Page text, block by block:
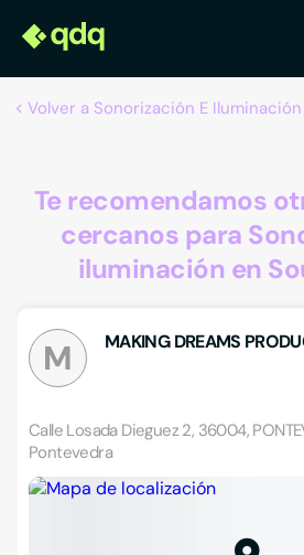
Volver a Sonorización E
Te recomendamos
cercanos para
iluminación en
M MAKING DREAMS
Calle Losada Dieguez 2, 36004,
Pontevedra